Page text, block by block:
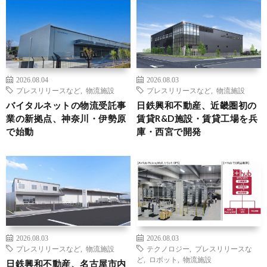
2026.08.04
プレスリリースなど
物流施設
バイタルネットの物流受託事
業の新拠点、神奈川・伊勢原
で始動
2026.08.03
プレスリリースなど
物流施設
日鉄興和不動産、近畿圏初の
賃貸R&D施設・賃貸工場を兵
庫・西宮で開発
2026.08.03
プレスリリースなど
物流施設
日鉄興和不動産、名古屋市内
2026.08.03
テクノロジー
プレスリリースな
ど
ロボット 物流施設